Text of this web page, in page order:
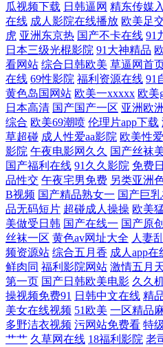
粗 超碰夫妻啪啪啪 美女免费αV 亚洲
视频完整 影音先锋三级网络 91看黄下
航 亚洲av青草影院 91国产专区 97超
人在线观看网 狠狠操成人在线 女同
VVV 神马影院福利午夜 午夜寂寞视
成人av福利 韩国AⅤ中文字幕 麻豆传
亚洲色情AV导航 91红杏网站 91小视
日操夜夜撸 偷拍色图首页 亚州色色影
精品多乙 久草社区视频在线 美女人人
激情 2026肏逼网 91亚洲资源站 岛国
瓜视频下载 日韩逼网 精东传媒
在线 成人影院在线播放 欧美足
虎 亚洲东京热 国产不卡在线 91
日本三级光棍影院 91大神精品
看网站 综合日韩欧美 草逼网首
在线 69性影院 福利资源在线 91
黄色岛国网站 欧美一xxxxx 欧美
日本高清 国产国产一区 亚洲欧
综合 欧美69潮喷 伦理片app下载
草超碰 成人性爱aa影院 欧美性
影院 午夜电影网久久 国产丝袜
国产福利在线 91久久影院 免费
品性交 午夜宅男免费 另类亚洲
B视频 国产精品熟女一 国产巨
品无码短片 超碰成人操操 欧美
美做受日韩 国产在线一 国产原
丝袜一区 黄色av网址大全 人妻
频资源站 综合五月香 成人app在
鲜肉同 福利影院网站 激情五月
第一页 国产日韩欧美电影 久久
操视频免费91 日韩中文在线 精
美女在线视频 51欧美 一区精品
多野洁衣视频 污网站免费看 特
艹艹 久草网在线 18福利影院 老